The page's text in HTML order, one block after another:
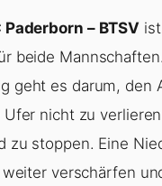
Paderborn – BTSV
beide
geht es darum, den
nicht zu
zu stoppen. Eine
verschärfen